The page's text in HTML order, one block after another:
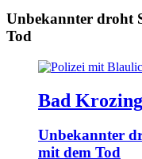
Unbekannter droht
Tod
Bad
Unbekannter
mit dem Tod